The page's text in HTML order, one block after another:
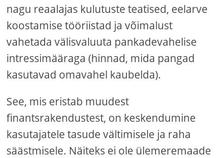
nagu reaalajas kulutuste teatised, eelarve
koostamise tööriistad ja võimalust
vahetada välisvaluuta pankadevahelise
intressimääraga (hinnad, mida pangad
kasutavad omavahel kaubelda).
See, mis eristab muudest
finantsrakendustest, on keskendumine
kasutajatele tasude vältimisele ja raha
säästmisele. Näiteks ei ole ülemeremaade